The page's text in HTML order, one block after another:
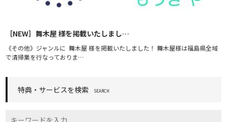
［NEW］舞木屋 様を掲載いたしまし…
《その他》ジャンルに 舞木屋 様を掲載いたしました！ 舞木屋様は福島県全域
で清掃業を行なっておりま…
特典・サービスを検索 SEARCH